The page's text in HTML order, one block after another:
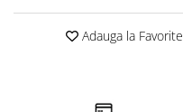
Adauga la Favorite